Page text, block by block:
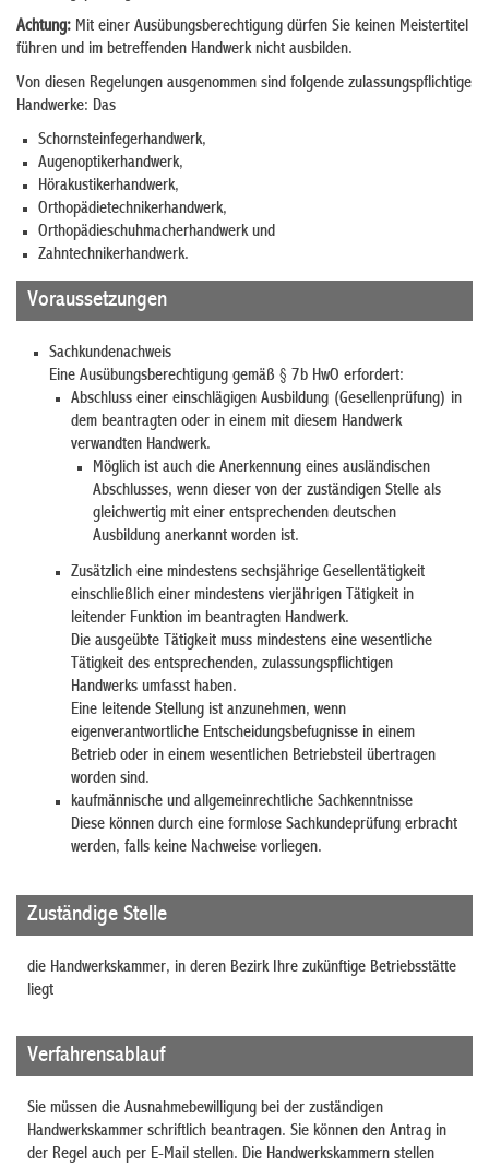
Achtung: Mit einer Ausübungsberechtigung dürfen Sie keinen Meistertitel
führen und im betreffenden Handwerk nicht ausbilden.
Von diesen Regelungen ausgenommen sind folgende zulassungspflichtige
Handwerke: Das
Schornsteinfegerhandwerk,
Augenoptikerhandwerk,
Hörakustikerhandwerk,
Orthopädietechnikerhandwerk,
Orthopädieschuhmacherhandwerk und
Zahntechnikerhandwerk.
Voraussetzungen
Sachkundenachweis
Eine Ausübungsberechtigung gemäß § 7b HwO erfordert:
Abschluss einer einschlägigen Ausbildung (Gesellenprüfung) in
dem beantragten oder in einem mit diesem Handwerk
verwandten Handwerk.
Möglich ist auch die Anerkennung eines ausländischen
Abschlusses, wenn dieser von der zuständigen Stelle als
gleichwertig mit einer entsprechenden deutschen
Ausbildung anerkannt worden ist.
Zusätzlich eine mindestens sechsjährige Gesellentätigkeit
einschließlich einer mindestens vierjährigen Tätigkeit in
leitender Funktion im beantragten Handwerk.
Die ausgeübte Tätigkeit muss mindestens eine wesentliche
Tätigkeit des entsprechenden, zulassungspflichtigen
Handwerks umfasst haben.
Eine leitende Stellung ist anzunehmen, wenn
eigenverantwortliche Entscheidungsbefugnisse in einem
Betrieb oder in einem wesentlichen Betriebsteil übertragen
worden sind.
kaufmännische und allgemeinrechtliche Sachkenntnisse
Diese können durch eine formlose Sachkundeprüfung erbracht
werden, falls keine Nachweise vorliegen.
Zuständige Stelle
die Handwerkskammer, in deren Bezirk Ihre zukünftige Betriebsstätte
liegt
Verfahrensablauf
Sie müssen die Ausnahmebewilligung bei der zuständigen
Handwerkskammer schriftlich beantragen. Sie können den Antrag in
der Regel auch per E-Mail stellen. Die Handwerkskammern stellen